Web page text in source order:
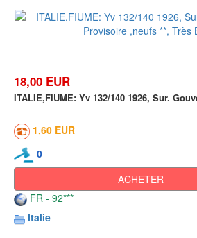
18,00 EUR
ITALIE,FIUME: Yv 132/140 1926, Sur.
1,60 EUR
0
ACHETER
FR - 92***
Italie